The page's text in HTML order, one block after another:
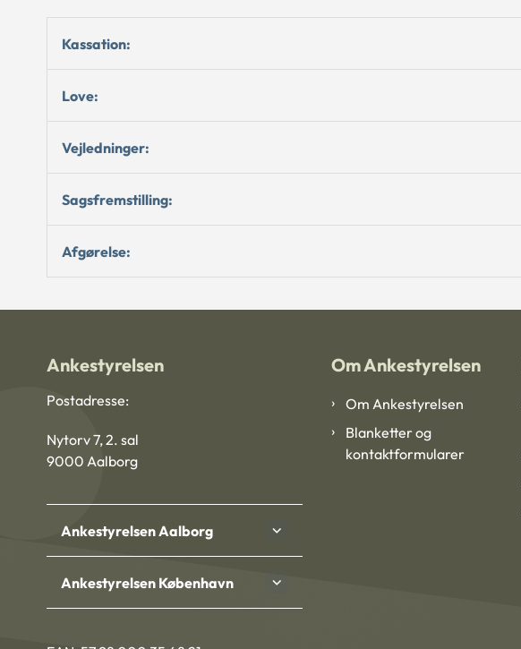
Kassation:
Love:
Vejledninger:
Sagsfremstilling:
Afgørelse:
Ankestyrelsen
Postadresse:
Nytorv 7, 2. sal
9000 Aalborg
Ankestyrelsen Aalborg
Ankestyrelsen København
Om Ankestyrelsen
Om Ankestyrelsen
Blanketter og
kontaktformularer